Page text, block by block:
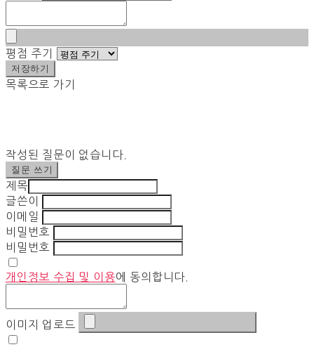
평점 주기
저장하기
목록으로 가기
작성된 질문이 없습니다.
질문 쓰기
제목
글쓴이
이메일
비밀번호
비밀번호
개인정보 수집 및 이용에 동의합니다.
이미지 업로드